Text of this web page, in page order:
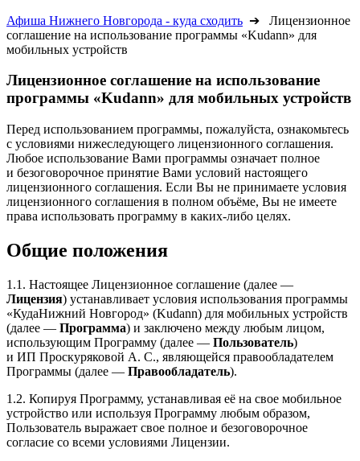
Афиша Нижнего Новгорода - куда сходить ➔ Лицензионное
соглашение на использование программы «Kudann» для
мобильных устройств
Лицензионное соглашение на использование
программы «Kudann» для мобильных устройств
Перед использованием программы, пожалуйста, ознакомьтесь
с условиями нижеследующего лицензионного соглашения.
Любое использование Вами программы означает полное
и безоговорочное принятие Вами условий настоящего
лицензионного соглашения. Если Вы не принимаете условия
лицензионного соглашения в полном объёме, Вы не имеете
права использовать программу в каких-либо целях.
Общие положения
1.1. Настоящее Лицензионное соглашение (далее —
Лицензия) устанавливает условия использования программы
«КудаНижний Новгород» (Kudann) для мобильных устройств
(далее — Программа) и заключено между любым лицом,
использующим Программу (далее — Пользователь)
и ИП Проскуряковой А. С., являющейся правообладателем
Программы (далее — Правообладатель).
1.2. Копируя Программу, устанавливая её на свое мобильное
устройство или используя Программу любым образом,
Пользователь выражает свое полное и безоговорочное
согласие со всеми условиями Лицензии.